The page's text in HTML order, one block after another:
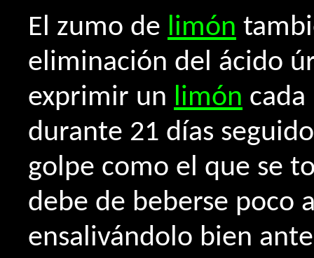
El zumo de limón
eliminación del ácido
exprimir un limón
durante 21 días
golpe como el que se
debe de beberse poco
ensalivándolo bien